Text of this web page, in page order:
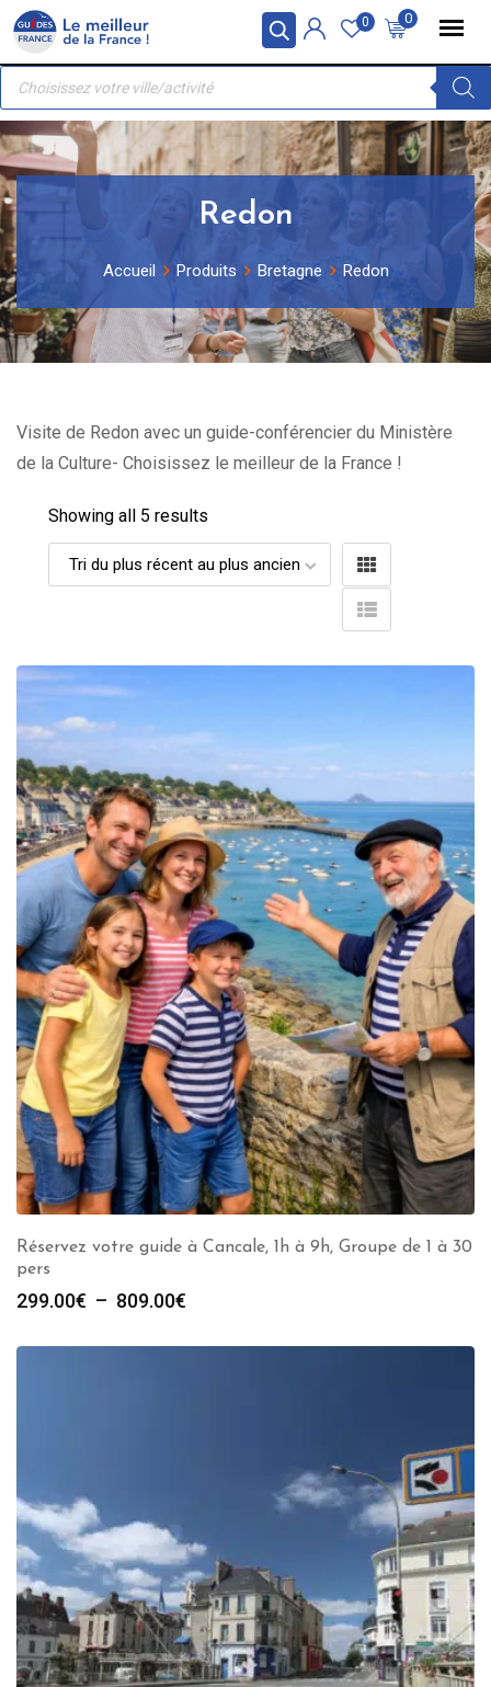
Panneau de gestion des cookies
Skip
content
0
0
Recherche
produits
Redon
Accueil Produits Bretagne Redon
Visite de Redon avec un guide-conférencier du Ministère
de la Culture- Choisissez le meilleur de la France !
Showing all 5 results
Réservez votre guide à Cancale, 1h à 9h, Groupe de 1 à 30
pers
299.00€ – 809.00€
prix :